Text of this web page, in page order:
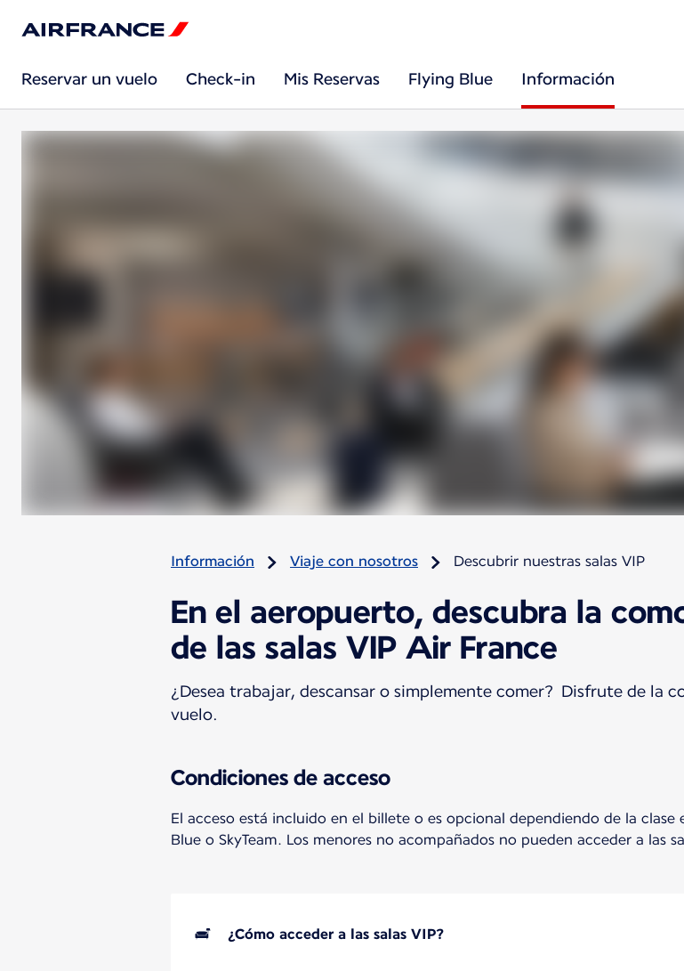
Reservar un vuelo Check-in Mis Reservas Flying Blue Información
Información Viaje con nosotros Descubrir nuestras salas VIP
En el aeropuerto, descubra la
de las salas VIP Air France
¿Desea trabajar, descansar o simplemente comer? Disfrute de la
vuelo.
Condiciones de acceso
El acceso está incluido en el billete o es opcional dependiendo de la
Blue o SkyTeam. Los menores no acompañados no pueden acceder a las
¿Cómo acceder a las salas VIP?